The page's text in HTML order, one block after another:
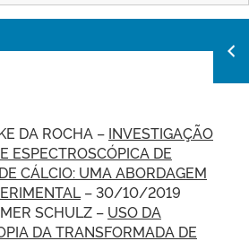
DA ROCHA – INVESTIGAÇÃO
ESPECTROSCÓPICA DE
CÁLCIO: UMA ABORDAGEM
– 30/10/2019
SCHULZ – USO DA
DA TRANSFORMADA DE